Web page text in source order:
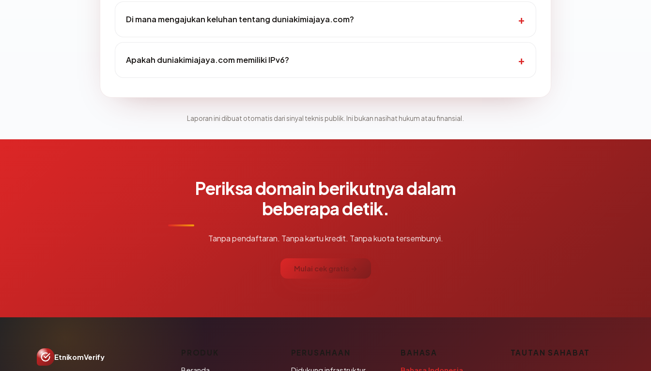
Di mana mengajukan keluhan tentang duniakimiajaya.com?
Apakah duniakimiajaya.com memiliki IPv6?
Laporan ini dibuat otomatis dari sinyal teknis publik. Ini bukan nasihat hukum atau finansial.
Periksa domain berikutnya dalam
beberapa detik.
Tanpa pendaftaran. Tanpa kartu kredit. Tanpa kuota tersembunyi.
Mulai cek gratis →
EtnikomVerify PRODUK PERUSAHAAN BAHASA TAUTAN SAHABAT